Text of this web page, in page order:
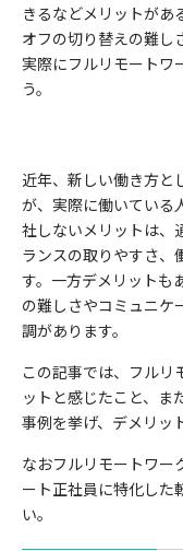
きるなどメリットがあ
オフの切り替えの難し
実際にフルリモートワ
う。
近年、新しい働き方と
が、実際に働いている
社しないメリットは、
ランスの取りやすさ、
す。一方デメリットも
の難しさやコミュニケ
調があります。
この記事では、フルリ
ットと感じたこと、ま
事例を挙げ、デメリッ
なおフルリモートワー
ート正社員に特化した
い。